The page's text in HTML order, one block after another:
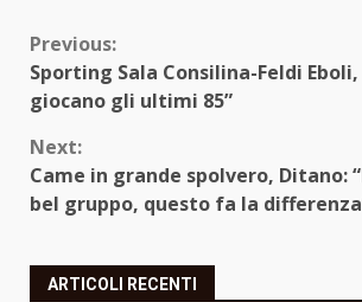
Continue
Reading
Previous:
Sporting Sala Consilina-Feldi
giocano gli ultimi 85”
Next:
Came in grande spolvero, Ditano:
bel gruppo, questo fa la
ARTICOLI RECENTI